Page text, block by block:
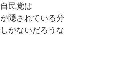
民党は
隠されている分
かないだろうな